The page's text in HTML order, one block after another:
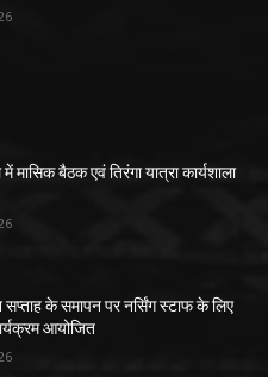
मासिक बैठक एवं तिरंगा यात्रा कार्यशाला
सप्ताह के समापन पर नर्सिंग स्टाफ के लिए
आयोजित